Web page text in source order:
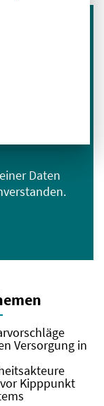
an:
Daten
Versorgung in
Kipppunkt